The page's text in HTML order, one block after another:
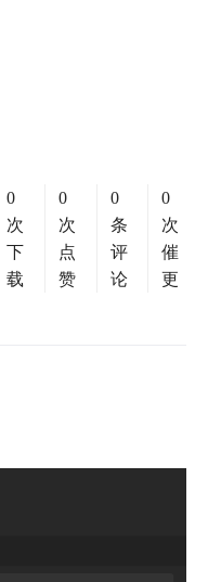
0
次
下
载
0
次
点
赞
0
条
评
论
0
次
催
更